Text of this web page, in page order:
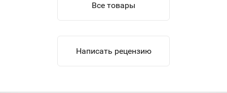
Все товары
Написать рецензию